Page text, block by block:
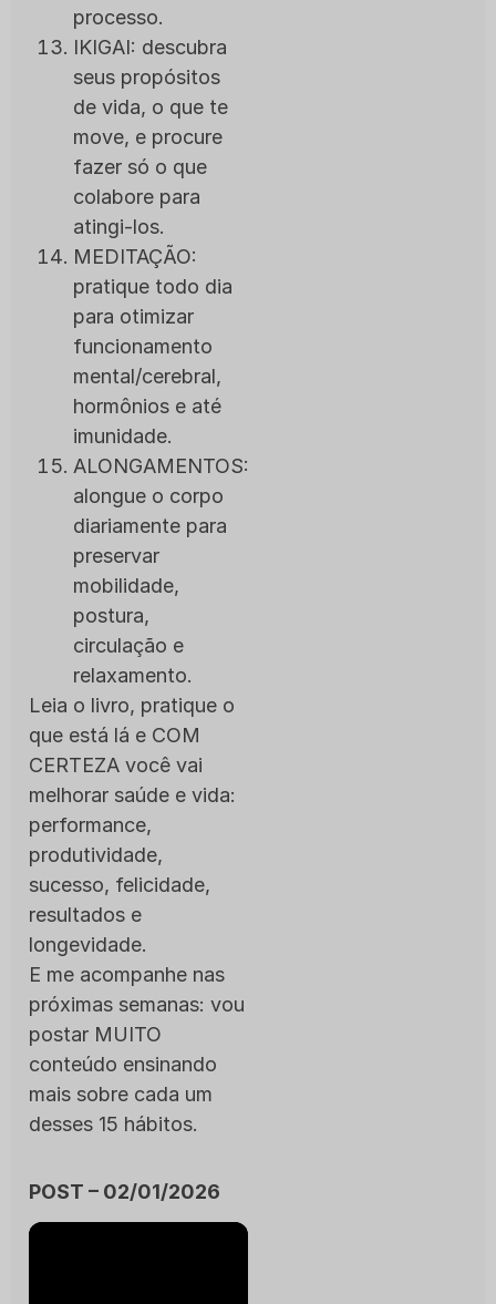
processo.
IKIGAI: descubra
seus propósitos
de vida, o que te
move, e procure
fazer só o que
colabore para
atingi‑los.
MEDITAÇÃO:
pratique todo dia
para otimizar
funcionamento
mental/cerebral,
hormônios e até
imunidade.
ALONGAMENTOS:
alongue o corpo
diariamente para
preservar
mobilidade,
postura,
circulação e
relaxamento.
Leia o livro, pratique o
que está lá e COM
CERTEZA você vai
melhorar saúde e vida:
performance,
produtividade,
sucesso, felicidade,
resultados e
longevidade.
E me acompanhe nas
próximas semanas: vou
postar MUITO
conteúdo ensinando
mais sobre cada um
desses 15 hábitos.
POST – 02/01/2026